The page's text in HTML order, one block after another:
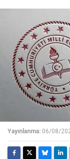
Yayınlanma: 06/08/